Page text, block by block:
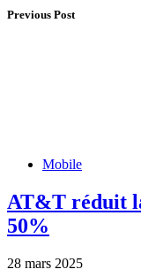
Previous Post
Mobile
AT&T réduit
50%
28 mars 2025